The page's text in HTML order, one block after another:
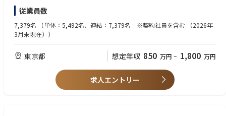
文系・理系を問わず、専攻や前職に関係なく様々な業務に挑戦できるた
め、文系出身からエンジニアを目指す社員も多数います。
【AP大の流れ】
・AP大 在籍期間：平均1年半～2年（最長4年）
・部署選びと並行して、当社の事業ドメインである「高度なKiru・Kezur
・定められた卒業要件をクリアし、卒業宣言を行うことで、部署から正式
【求めない人材 (一部抜粋)】
・要領こそが全てと思っている人
・何事もゆるくやりたい人
・変化より安泰を好む人、事なかれ主義の人
く制度設計しています。
そのため、例えば「毎日定時で帰りたい」「楽して稼ぎたい」などの
んびりゆったり働きたい方には適しませんので、応募の際には十分考慮く
従業員数
7,379名
（単体：5,492名、連結：7,379名 ※契約社員を含む （2026年
3月末現在））
東京都 想定年収 850 万円 ~ 1,800 万円
求人エントリー